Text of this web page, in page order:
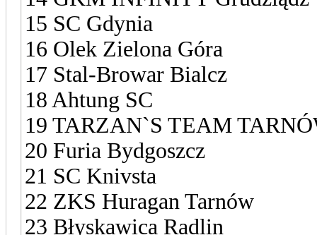
15 SC Gdynia
16 Olek Zielona Góra
17 Stal-Browar Bialcz
18 Ahtung SC
19 TARZAN`S TEAM
20 Furia Bydgoszcz
21 SC Knivsta
22 ZKS Huragan Tarnów
23 Błyskawica Radlin